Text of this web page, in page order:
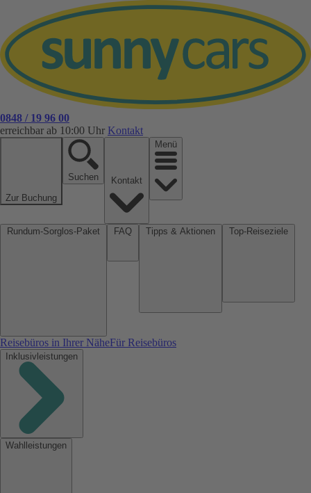
0848 / 19 96 00
erreichbar ab 10:00 Uhr Kontakt
Zur Buchung
Suchen
Menü
Reisebüros in Ihrer NäheFür Reisebüros
Inklusivleistungen
Wahlleistungen